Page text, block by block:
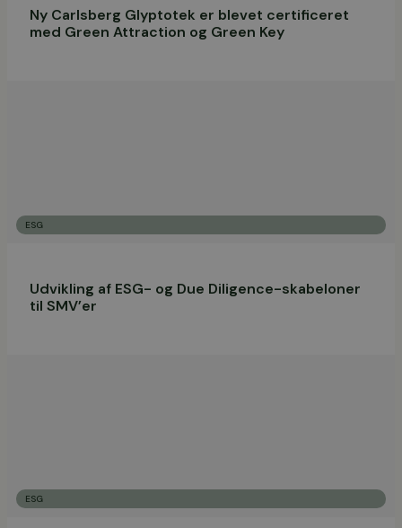
Ny Carlsberg Glyptotek er blevet certificeret
med Green Attraction og Green Key
ESG
Udvikling af ESG- og Due Diligence-skabeloner
til SMV’er
ESG